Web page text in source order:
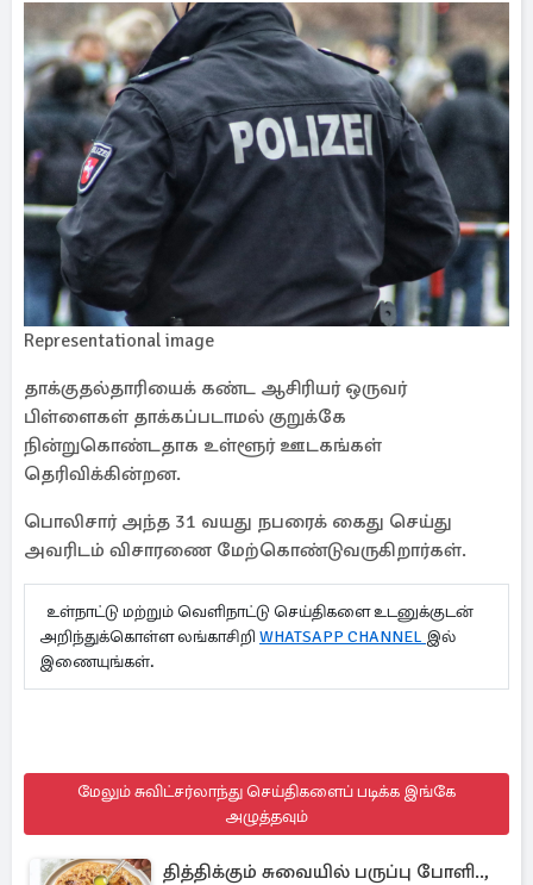
Representational image
தாக்குதல்தாரியைக் கண்ட ஆசிரியர் ஒருவர்
பிள்ளைகள் தாக்கப்படாமல் குறுக்கே
நின்றுகொண்டதாக உள்ளூர் ஊடகங்கள்
தெரிவிக்கின்றன.
பொலிசார் அந்த 31 வயது நபரைக் கைது செய்து
அவரிடம் விசாரணை மேற்கொண்டுவருகிறார்கள்.
உள்நாட்டு மற்றும் வெளிநாட்டு செய்திகளை உடனுக்குடன்
அறிந்துக்கொள்ள லங்காசிறி WHATSAPP CHANNEL இல்
இணையுங்கள்.
மேலும் சுவிட்சர்லாந்து செய்திகளைப் படிக்க இங்கே
அழுத்தவும்
தித்திக்கும் சுவையில் பருப்பு போளி..,